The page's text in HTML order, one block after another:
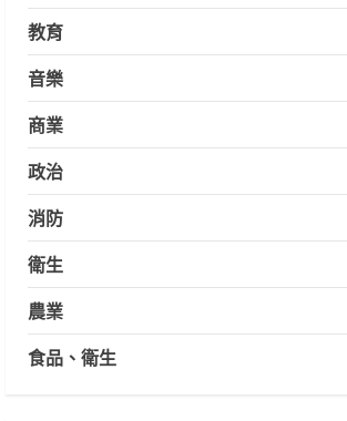
教育
音樂
商業
政治
消防
衛生
農業
食品、衛生